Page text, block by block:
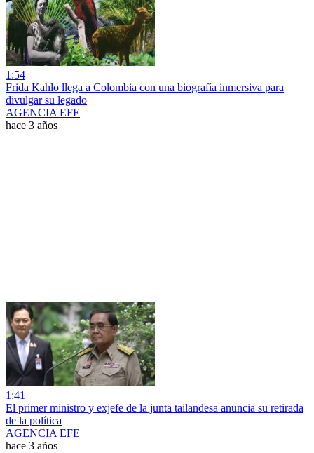
1:54
Frida Kahlo llega a Colombia con una biografía inmersiva para
divulgar su legado
AGENCIA EFE
hace 3 años
1:41
El primer ministro y exjefe de la junta tailandesa anuncia su retirada
de la política
AGENCIA EFE
hace 3 años